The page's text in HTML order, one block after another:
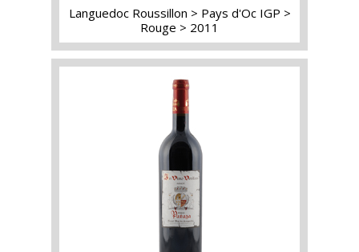
Languedoc Roussillon
Pays d'Oc IGP
Rouge
2011